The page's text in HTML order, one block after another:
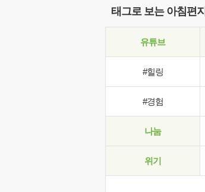
태그로 보는 아침편지
유튜브
#힐링
#경험
나눔
위기